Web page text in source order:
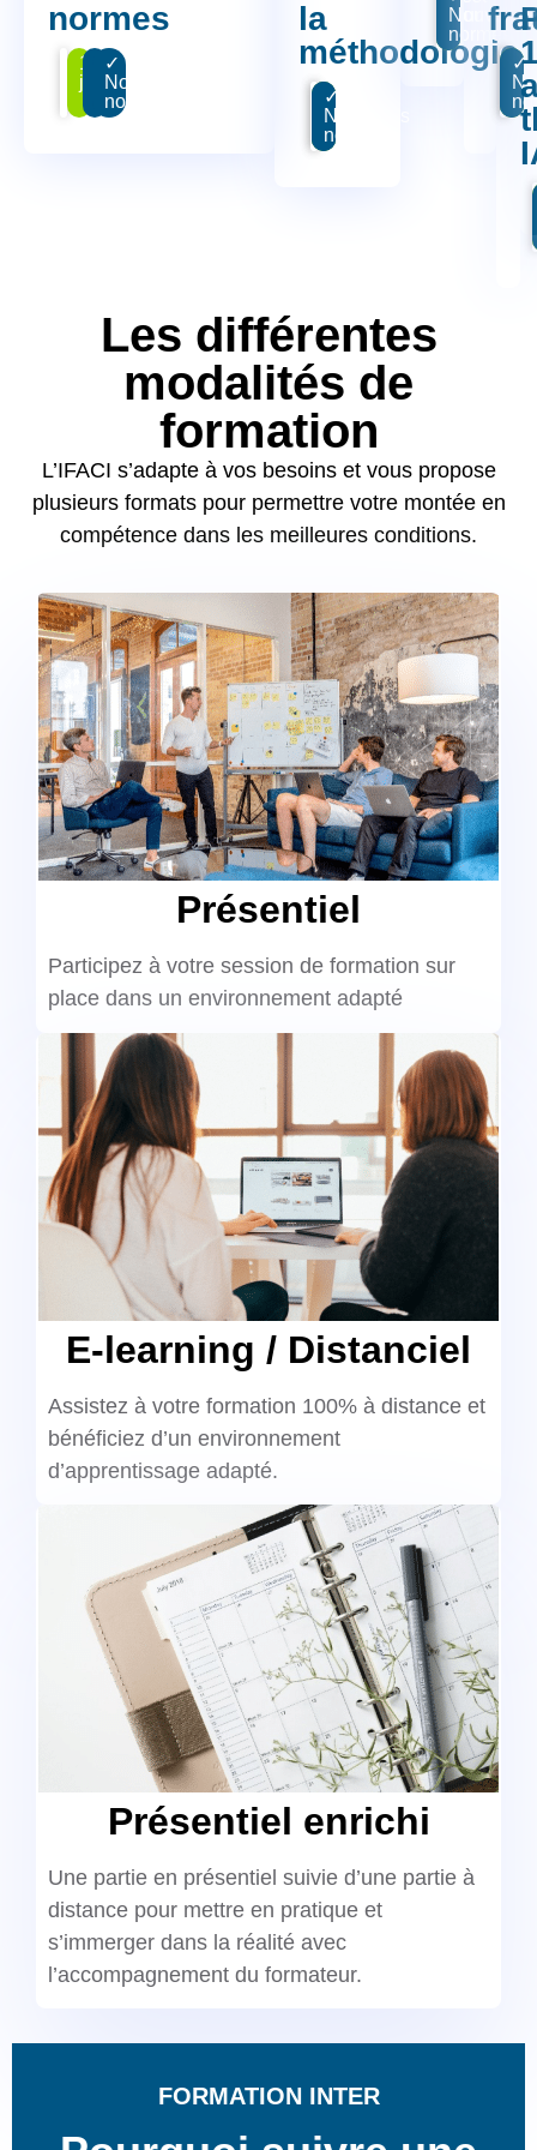
normes
1.5
jours
Best
✓
Nouvelles
normes
la
méthodologie
3
jours
Best
✓
Nouvelles
normes
jour
Nouvelles
normes
2
✓
Les différentes
modalités de
formation
L’IFACI s’adapte à vos besoins et vous propose
plusieurs formats pour permettre votre montée en
compétence dans les meilleures conditions.
Présentiel
Participez à votre session de formation sur
place dans un environnement adapté
E-learning / Distanciel
Assistez à votre formation 100% à distance et
bénéficiez d’un environnement
d’apprentissage adapté.
Présentiel enrichi
Une partie en présentiel suivie d’une partie à
distance pour mettre en pratique et
s’immerger dans la réalité avec
l’accompagnement du formateur.
FORMATION INTER